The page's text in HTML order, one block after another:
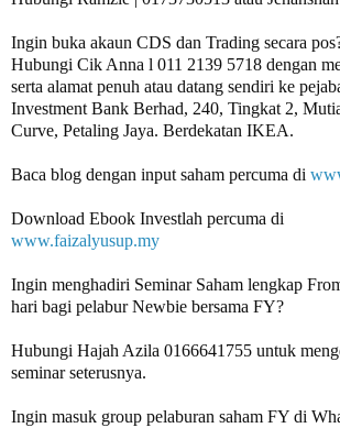
Ingin buka akaun CDS dan Trading secara
Hubungi Cik Anna l 011 2139 5718 dengan
serta alamat penuh atau datang sendiri ke
Investment Bank Berhad, 240, Tingkat 2,
Curve, Petaling Jaya. Berdekatan IKEA.
Baca blog dengan input saham percuma di
www.faizalyusup.my
Ingin menghadiri Seminar Saham lengkap
Hubungi Hajah Azila 0166641755 untuk
seminar seterusnya.
Ingin masuk group pelaburan saham FY di